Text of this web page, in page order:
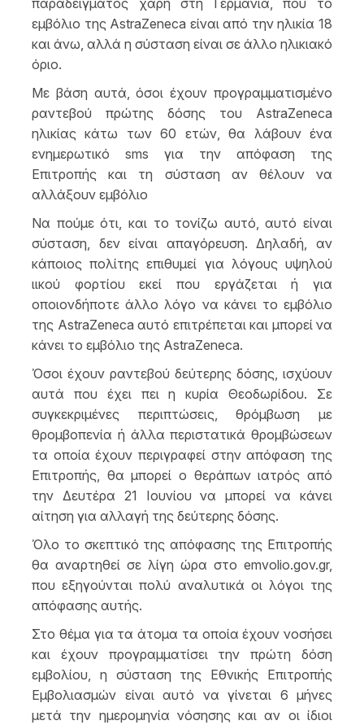
παραδείγματος χάρη στη Γερμανία, που το
εμβόλιο της AstraZeneca είναι από την ηλικία 18
και άνω, αλλά η σύσταση είναι σε άλλο ηλικιακό
όριο.
Με βάση αυτά, όσοι έχουν προγραμματισμένο
ραντεβού πρώτης δόσης του AstraZeneca
ηλικίας κάτω των 60 ετών, θα λάβουν ένα
ενημερωτικό sms για την απόφαση της
Επιτροπής και τη σύσταση αν θέλουν να
αλλάξουν εμβόλιο
Να πούμε ότι, και το τονίζω αυτό, αυτό είναι
σύσταση, δεν είναι απαγόρευση. Δηλαδή, αν
κάποιος πολίτης επιθυμεί για λόγους υψηλού
ιικού φορτίου εκεί που εργάζεται ή για
οποιονδήποτε άλλο λόγο να κάνει το εμβόλιο
της AstraZeneca αυτό επιτρέπεται και μπορεί να
κάνει το εμβόλιο της AstraZeneca.
Όσοι έχουν ραντεβού δεύτερης δόσης, ισχύουν
αυτά που έχει πει η κυρία Θεοδωρίδου. Σε
συγκεκριμένες περιπτώσεις, θρόμβωση με
θρομβοπενία ή άλλα περιστατικά θρομβώσεων
τα οποία έχουν περιγραφεί στην απόφαση της
Επιτροπής, θα μπορεί ο θεράπων ιατρός από
την Δευτέρα 21 Ιουνίου να μπορεί να κάνει
αίτηση για αλλαγή της δεύτερης δόσης.
Όλο το σκεπτικό της απόφασης της Επιτροπής
θα αναρτηθεί σε λίγη ώρα στο emvolio.gov.gr,
που εξηγούνται πολύ αναλυτικά οι λόγοι της
απόφασης αυτής.
Στο θέμα για τα άτομα τα οποία έχουν νοσήσει
και έχουν προγραμματίσει την πρώτη δόση
εμβολίου, η σύσταση της Εθνικής Επιτροπής
Εμβολιασμών είναι αυτό να γίνεται 6 μήνες
μετά την ημερομηνία νόσησης και αν οι ίδιοι